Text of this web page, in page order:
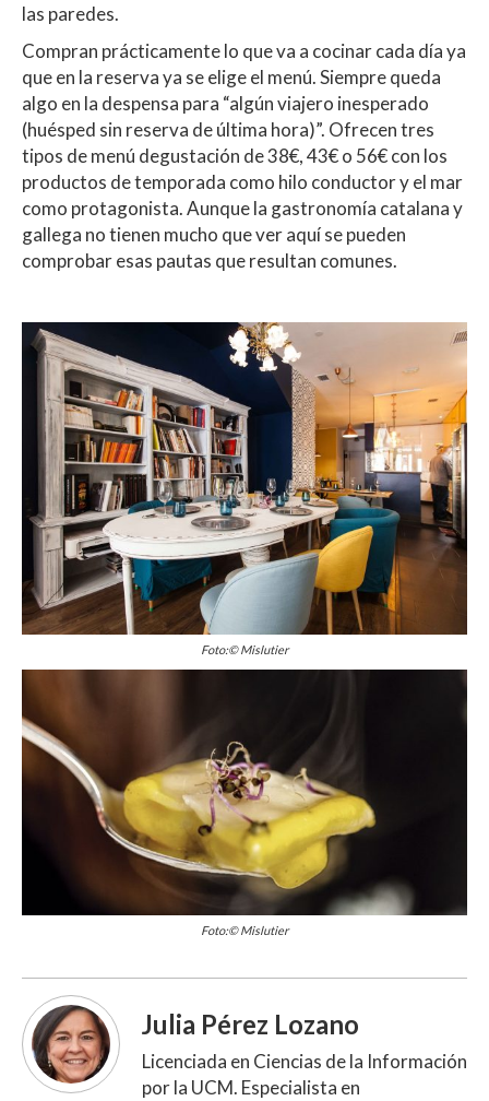
las paredes.
Compran prácticamente lo que va a cocinar cada día ya
que en la reserva ya se elige el menú. Siempre queda
algo en la despensa para “algún viajero inesperado
(huésped sin reserva de última hora)”. Ofrecen tres
tipos de menú degustación de 38€, 43€ o 56€ con los
productos de temporada como hilo conductor y el mar
como protagonista. Aunque la gastronomía catalana y
gallega no tienen mucho que ver aquí se pueden
comprobar esas pautas que resultan comunes.
Foto:© Mislutier
Foto:© Mislutier
Julia Pérez Lozano
Licenciada en Ciencias de la Información
por la UCM. Especialista en